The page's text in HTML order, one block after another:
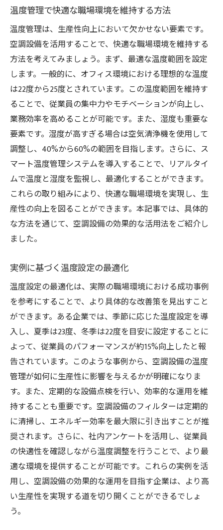
温度管理で快適な職場環境を維持する方法
温度管理は、生産性向上において欠かせない要素です。
空調設備を活用することで、快適な職場環境を維持する
方法を考えてみましょう。まず、最適な温度範囲を設定
します。一般的に、オフィス環境における理想的な温度
は22度から25度とされています。この温度範囲を維持す
ることで、従業員の集中力やモチベーションが向上し、
業務効率を高めることが可能です。また、湿度も重要な
要素です。湿度が高すぎる場合は空気清浄機を使用して
調整し、40%から60%の範囲を目指します。さらに、ス
マート温度管理システムを導入することで、リアルタイ
ムで温度と湿度を監視し、最適化することができます。
これらの取り組みにより、快適な職場環境を実現し、生
産性の向上を図ることができます。本記事では、具体的
な方法を通じて、空調設備の効果的な活用法をご紹介し
ました。
実例に基づく温度設定の最適化
温度設定の最適化は、実際の職場環境における成功事例
を参考にすることで、より具体的な改善策を見出すこと
ができます。ある企業では、季節に応じた温度設定を導
入し、夏季は23度、冬季は22度を目安に設定することに
よって、従業員のパフォーマンスが約15%向上したと報
告されています。このような事例から、空調設備の温度
管理が如何に生産性に影響を与えるかが明確になりま
す。また、定期的な設備点検を行い、効率的な運用を維
持することも重要です。空調設備のフィルターは定期的
に清掃し、エネルギー効率を最大限に引き出すことが推
奨されます。さらに、社内アンケートを活用し、従業員
の快適性を確認しながら温度調整を行うことで、より最
適な環境を提供することが可能です。これらの実例を活
用し、空調設備の効果的な運用を目指す企業は、より高
い生産性を実現する道を切り開くことができるでしょ
う。